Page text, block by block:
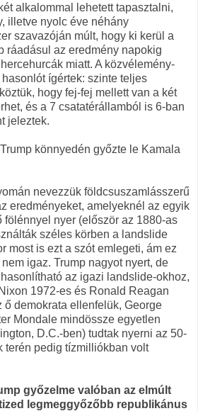
alkalommal lehetett tapasztalni,
illetve nyolc éve néhány
szavazóján múlt, hogy ki kerül a
ráadásul az eredmény napokig
miatt. A közvélemény-
ígértek: szinte teljes
hogy fej-fej mellett van a két
és a 7 csatatérállamból is 6-ban
jeleztek.
könnyedén győzte le Kamala
nevezzük földcsuszamlásszerű
eredményeket, amelyeknél az egyik
fölénnyel nyer (először az 1880-as
széles körben a landslide
most is ezt a szót emlegeti, ám ez
igaz. Trump nagyot nyert, de
az igazi landslide-okhoz,
1972-es és Ronald Reagan
ő demokrata ellenfelük, George
Mondale mindössze egyetlen
D.C.-ben) tudtak nyerni az 50-
terén pedig tízmilliókban volt
győzelme valóban az elmúlt
legmeggyőzőbb republikánus